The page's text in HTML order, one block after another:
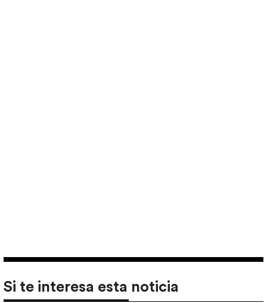
Si te interesa esta noticia